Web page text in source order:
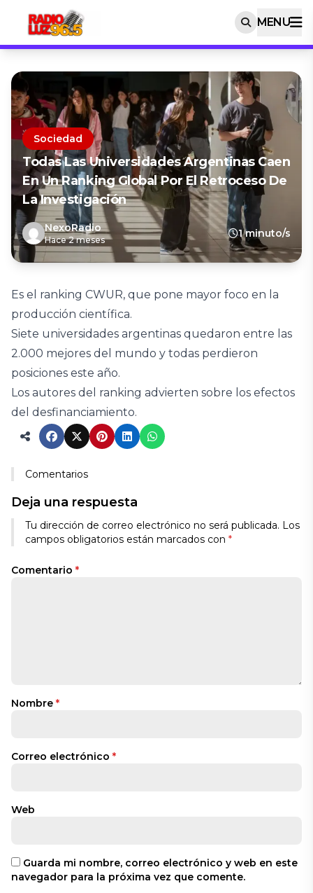
MENU
Sociedad
Todas Las Universidades Argentinas Caen
En Un Ranking Global Por El Retroceso De
La Investigación
NexoRadio
Hace 2 meses
1 minuto/s
Es el ranking CWUR, que pone mayor foco en la
producción científica.
Siete universidades argentinas quedaron entre las
2.000 mejores del mundo y todas perdieron
posiciones este año.
Los autores del ranking advierten sobre los efectos
del desfinanciamiento.
Comentarios
Deja una respuesta
Tu dirección de correo electrónico no será publicada. Los
campos obligatorios están marcados con *
Comentario *
Nombre *
Correo electrónico *
Web
Guarda mi nombre, correo electrónico y web en este
navegador para la próxima vez que comente.